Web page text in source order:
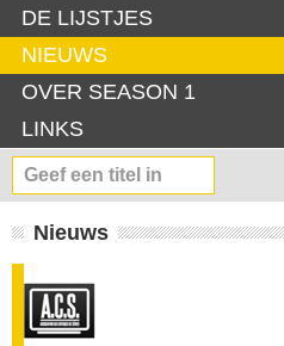
DE LIJSTJES
NIEUWS
OVER SEASON 1
LINKS
Nieuws